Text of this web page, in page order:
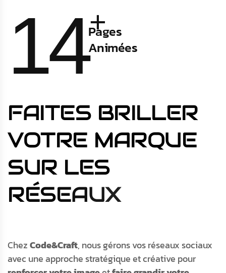
14+
Pages
Animées
FAITES BRILLER
VOTRE MARQUE
SUR LES
RÉSEAUX
ChezCode&Craft, nous gérons vos réseaux sociaux
avec une approche stratégique et créative pour